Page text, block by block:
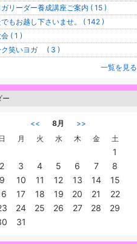
リーダー養成講座ご案内 ( 15 )
でもお越し下さいませ。 ( 142 )
( 1 )
ク笑いヨガ ( 3 )
一覧を見る
ー
<< 8月
>>
日
月 火 水 木 金 土
1
2
3 4 5 6 7
8
9
10 11 12 13 14
15
17 18 19 20 21
22
24 25 26 27 28
29
31